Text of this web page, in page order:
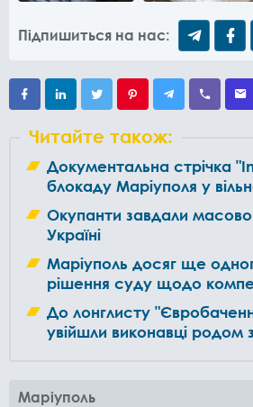
Підпишиться на нас:
Читайте також:
Документальна стрічка
блокаду Маріуполя у
Окупанти завдали
Україні
Маріуполь досяг ще
рішення суду щодо
До лонглисту
увійшли виконавці родом
Маріуполь